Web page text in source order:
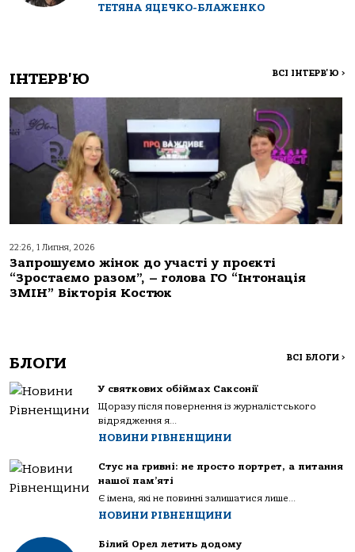
ТЕТЯНА ЯЦЕЧКО-БЛАЖЕНКО
ІНТЕРВ'Ю ВСІ ІНТЕРВ'Ю >
22:26, 1 Липня, 2026
Запрошуємо жінок до участі у проєкті
“Зростаємо разом”, – голова ГО “Інтонація
ЗМІН” Вікторія Костюк
БЛОГИ ВСІ БЛОГИ >
У святкових обіймах Саксонії
Щоразу після повернення із журналістського
відрядження я...
НОВИНИ РІВНЕНЩИНИ
Стус на гривні: не просто портрет, а питання
нашої пам’яті
Є імена, які не повинні залишатися лише...
НОВИНИ РІВНЕНЩИНИ
Білий Орел летить додому